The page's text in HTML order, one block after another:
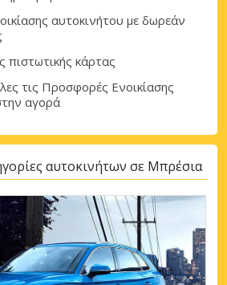
αυτοκινήτου με δωρεάν
πιστωτικής κάρτας
τις Προσφορές Ενοικίασης
αγορά
αυτοκινήτων σε Μπρέσια